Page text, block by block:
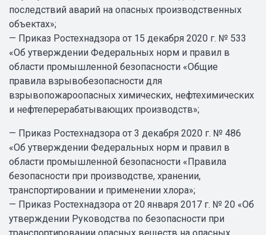
последствий аварий на опасных производственных
объектах»;
— Приказ Ростехнадзора от 15 декабря 2020 г. № 533
«Об утверждении Федеральных норм и правил в
области промышленной безопасности «Общие
правила взрывобезопасности для
взрывопожароопасных химических, нефтехимических
и нефтеперерабатывающих производств»;
— Приказ Ростехнадзора от 3 декабря 2020 г. № 486
«Об утверждении Федеральных норм и правил в
области промышленной безопасности «Правила
безопасности при производстве, хранении,
транспортировании и применении хлора»;
— Приказ Ростехнадзора от 20 января 2017 г. № 20 «Об
утверждении Руководства по безопасности при